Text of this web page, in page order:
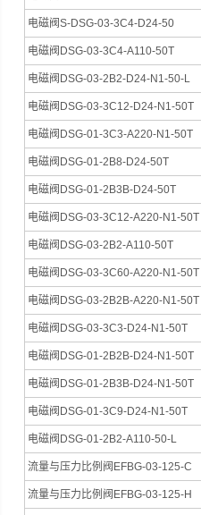
电磁阀S-DSG-03-3C4-D24-50
电磁阀DSG-03-3C4-A110-50T
电磁阀DSG-03-2B2-D24-N1-50-L
电磁阀DSG-03-3C12-D24-N1-50T
电磁阀DSG-01-3C3-A220-N1-50T
电磁阀DSG-01-2B8-D24-50T
电磁阀DSG-01-2B3B-D24-50T
电磁阀DSG-03-3C12-A220-N1-50T
电磁阀DSG-03-2B2-A110-50T
电磁阀DSG-03-3C60-A220-N1-50T
电磁阀DSG-03-2B2B-A220-N1-50T
电磁阀DSG-03-3C3-D24-N1-50T
电磁阀DSG-01-2B2B-D24-N1-50T
电磁阀DSG-01-2B3B-D24-N1-50T
电磁阀DSG-01-3C9-D24-N1-50T
电磁阀DSG-01-2B2-A110-50-L
流量与压力比例阀EFBG-03-125-C
流量与压力比例阀EFBG-03-125-H